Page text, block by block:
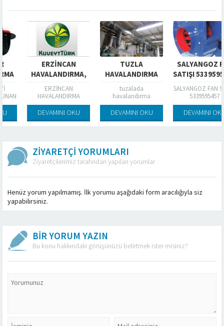
ERZINCAN
HAVALANDIRMA,
KUVEYTTÜRK
ERZINCAN
ERZİNCAN
HAVALANDIRMA
DEVAMINI OKU
TUZLA
HAVALANDIRMA
tuzalada
havalandırma
sistemleri
DEVAMINI OKU
SALYANGOZ FAN
SATIŞI 5339595457
SALYANGOZ FAN SATIŞI
5339595457
DEVAMINI OKU
ZİYARETÇİ YORUMLARI
Ziyaretçilerimiz tarafından yapılan yorumlar
Henüz yorum yapılmamış. İlk yorumu aşağıdaki form aracılığıyla siz
yapabilirsiniz.
BİR YORUM YAZIN
Bu konu hakkındaki görüşünüzü belirtmek ister misiniz?